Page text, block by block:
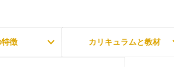
徴 カリキュラムと教材